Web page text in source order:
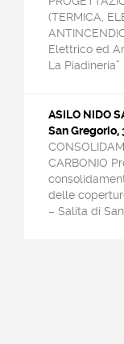
(TERMICA,
Elettrico ed
La
ASILO NIDO
San Gregorio,
CARBONIO
delle
– Salita di